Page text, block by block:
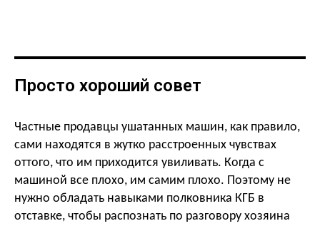
Просто хороший совет
Частные продавцы ушатанных машин, как правило,
сами находятся в жутко расстроенных чувствах
оттого, что им приходится увиливать. Когда с
машиной все плохо, им самим плохо. Поэтому не
нужно обладать навыками полковника КГБ в
отставке, чтобы распознать по разговору хозяина